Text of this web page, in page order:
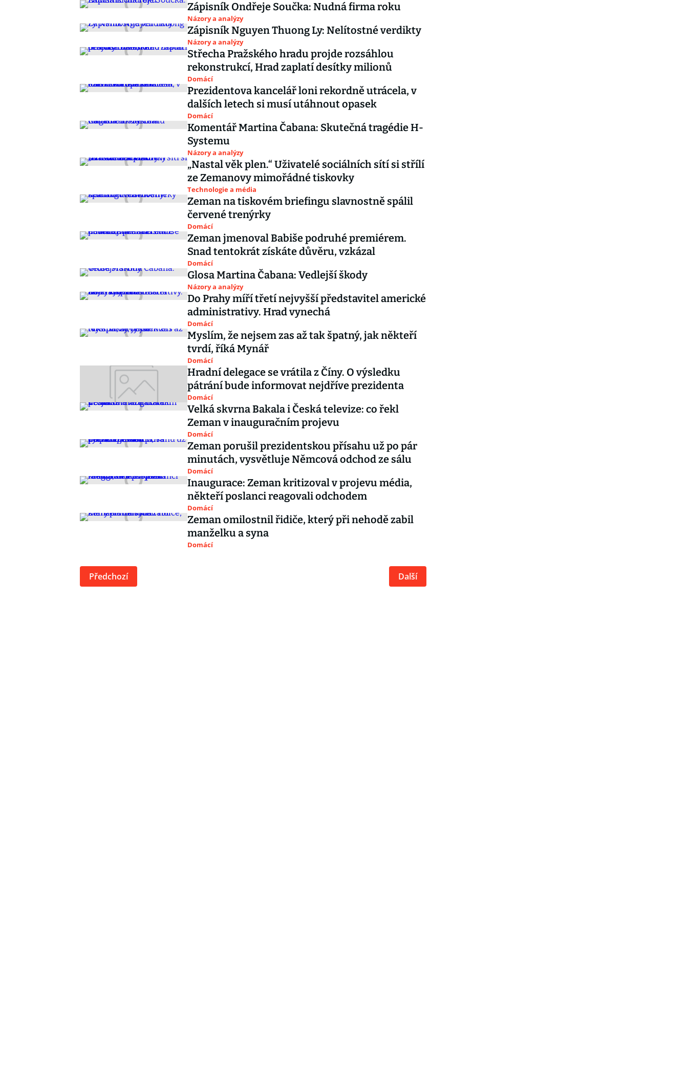
Zápisník Ondřeje Součka: Nudná firma roku
Názory a analýzy
Zápisník Nguyen Thuong Ly: Nelítostné verdikty
Názory a analýzy
Střecha Pražského hradu projde rozsáhlou
rekonstrukcí, Hrad zaplatí desítky milionů
Domácí
Prezidentova kancelář loni rekordně utrácela, v
dalších letech si musí utáhnout opasek
Domácí
Komentář Martina Čabana: Skutečná tragédie H-
Systemu
Názory a analýzy
„Nastal věk plen.“ Uživatelé sociálních sítí si střílí
ze Zemanovy mimořádné tiskovky
Technologie a média
Zeman na tiskovém briefingu slavnostně spálil
červené trenýrky
Domácí
Zeman jmenoval Babiše podruhé premiérem.
Snad tentokrát získáte důvěru, vzkázal
Domácí
Glosa Martina Čabana: Vedlejší škody
Názory a analýzy
Do Prahy míří třetí nejvyšší představitel americké
administrativy. Hrad vynechá
Domácí
Myslím, že nejsem zas až tak špatný, jak někteří
tvrdí, říká Mynář
Domácí
Hradní delegace se vrátila z Číny. O výsledku
pátrání bude informovat nejdříve prezidenta
Domácí
Velká skvrna Bakala i Česká televize: co řekl
Zeman v inauguračním projevu
Domácí
Zeman porušil prezidentskou přísahu už po pár
minutách, vysvětluje Němcová odchod ze sálu
Domácí
Inaugurace: Zeman kritizoval v projevu média,
někteří poslanci reagovali odchodem
Domácí
Zeman omilostnil řidiče, který při nehodě zabil
manželku a syna
Domácí
Předchozí Další